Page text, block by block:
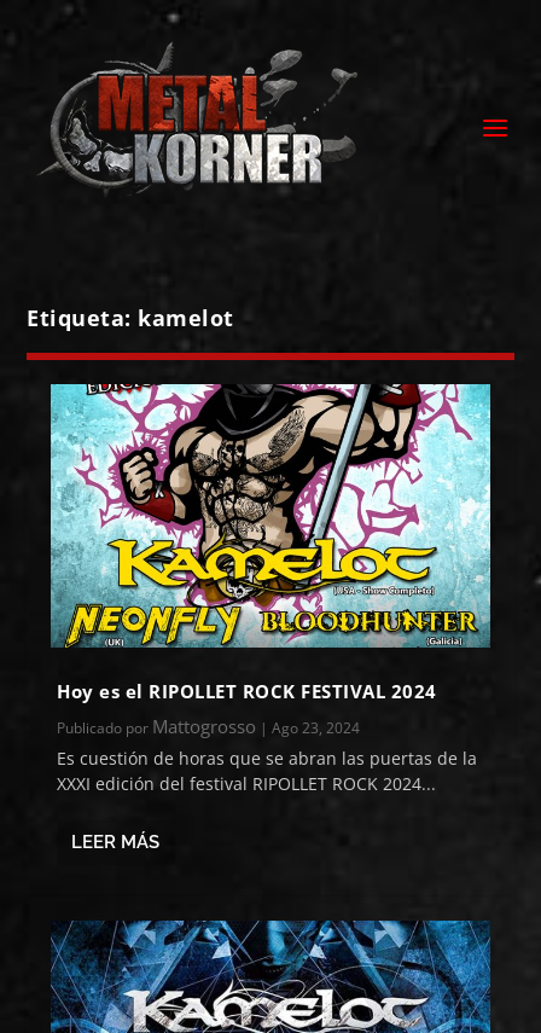
Etiqueta: kamelot
Hoy es el RIPOLLET ROCK FESTIVAL 2024
Publicado por Mattogrosso |Ago 23, 2024
Es cuestión de horas que se abran las puertas de la
XXXI edición del festival RIPOLLET ROCK 2024...
LEER MÁS